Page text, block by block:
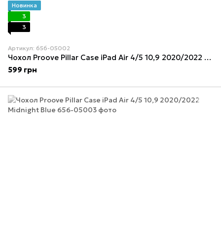
Новинка
3
3
Артикул: 656-05002
Чохол Proove Pillar Case iPad Air 4/5 10,9 2020/2022 Pink sand
599 грн